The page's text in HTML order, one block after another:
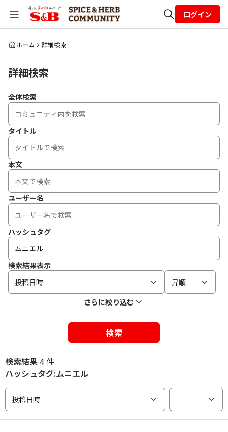
全体検索
ログイン
ホーム 詳細検索
詳細検索
全体検索
タイトル
本文
ユーザー名
ハッシュタグ
検索結果表示
投稿日時
昇順
さらに絞り込む
検索
検索結果4 件
ハッシュタグ:ムニエル
投稿日時